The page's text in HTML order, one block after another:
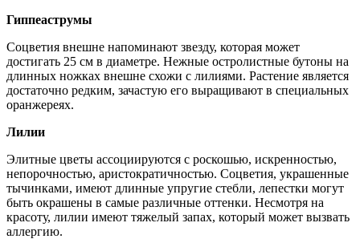
Гиппеаструмы
Соцветия внешне напоминают звезду, которая может
достигать 25 см в диаметре. Нежные остролистные бутоны на
длинных ножках внешне схожи с лилиями. Растение является
достаточно редким, зачастую его выращивают в специальных
оранжереях.
Лилии
Элитные цветы ассоциируются с роскошью, искренностью,
непорочностью, аристократичностью. Соцветия, украшенные
тычинками, имеют длинные упругие стебли, лепестки могут
быть окрашены в самые различные оттенки. Несмотря на
красоту, лилии имеют тяжелый запах, который может вызвать
аллергию.